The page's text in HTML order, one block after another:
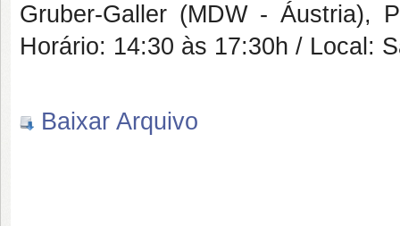
Gruber-Galler (MDW - Áustria),
Horário: 14:30 às 17:30h / Local:
Baixar Arquivo